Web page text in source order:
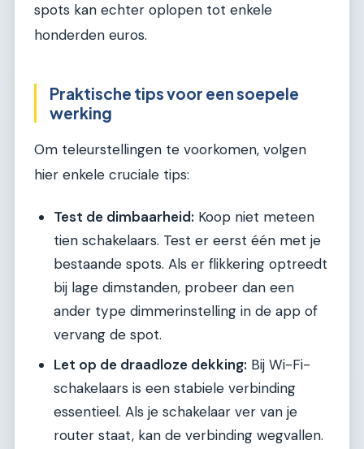
spots kan echter oplopen tot enkele
honderden euros.
Praktische tips voor een soepele
werking
Om teleurstellingen te voorkomen, volgen
hier enkele cruciale tips:
Test de dimbaarheid: Koop niet meteen
tien schakelaars. Test er eerst één met je
bestaande spots. Als er flikkering optreedt
bij lage dimstanden, probeer dan een
ander type dimmerinstelling in de app of
vervang de spot.
Let op de draadloze dekking: Bij Wi-Fi-
schakelaars is een stabiele verbinding
essentieel. Als je schakelaar ver van je
router staat, kan de verbinding wegvallen.